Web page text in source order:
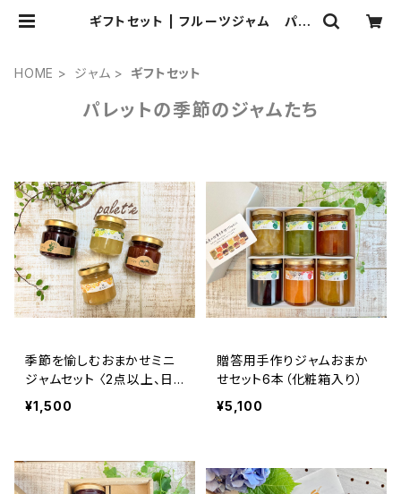
ギフトセット | フルーツジャム パレ
HOME ジャム ギフトセット
パレットの季節のジャムたち
季節を愉しむおまかせミニ
ジャムセット 〈2点以上、日
時指定配達はゆうパックを
ご指定下さい〉
¥1,500
贈答用手作りジャムおまか
せセット6本（化粧箱入り）
¥5,100